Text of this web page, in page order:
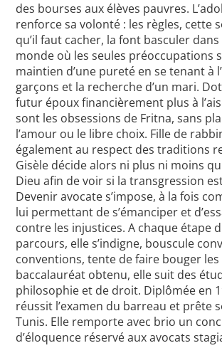
des bourses aux élèves pauvres.
renforce sa volonté : les règles, cette
qu’il faut cacher, la font basculer
monde où les seules préoccupations
maintien d’une pureté en se tenant à
garçons et la recherche d’un mari.
futur époux financièrement plus à
sont les obsessions de Fritna, sans
l’amour ou le libre choix. Fille de
également au respect des traditions
Gisèle décide alors ni plus ni moins
Dieu afin de voir si la transgression
Devenir avocate s’impose, à la fois
lui permettant de s’émanciper et
contre les injustices. A chaque étape
parcours, elle s’indigne, bouscule
conventions, tente de faire bouger les
baccalauréat obtenu, elle suit des
philosophie et de droit. Diplômée en
réussit l’examen du barreau et prête
Tunis. Elle remporte avec brio un
d’éloquence réservé aux avocats